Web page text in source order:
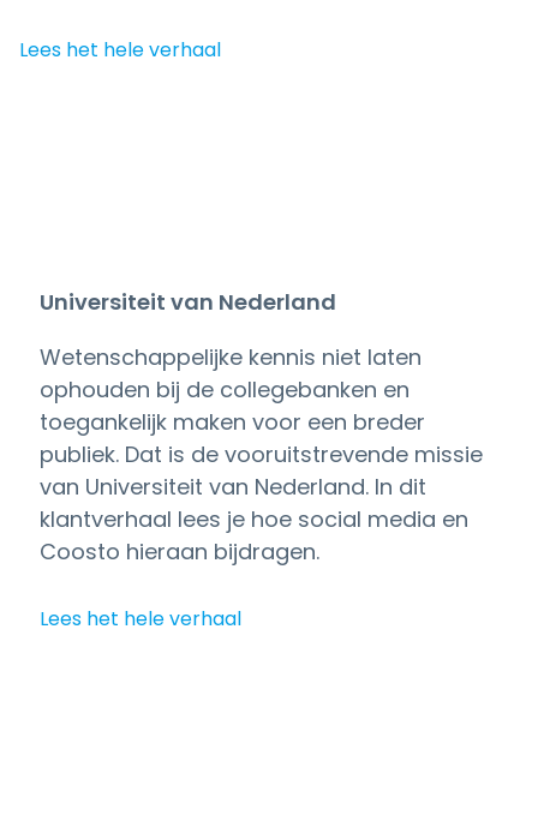
Lees het hele verhaal
Universiteit van Nederland
Wetenschappelijke kennis niet laten
ophouden bij de collegebanken en
toegankelijk maken voor een breder
publiek. Dat is de vooruitstrevende missie
van Universiteit van Nederland. In dit
klantverhaal lees je hoe social media en
Coosto hieraan bijdragen.
Lees het hele verhaal